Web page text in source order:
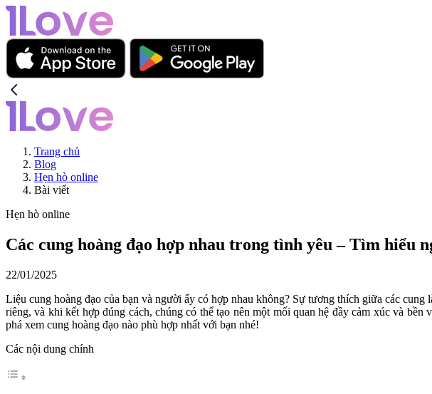
Trang chủ
Blog
Hẹn hò online
Bài viết
Hẹn hò online
Các cung hoàng đạo hợp nhau trong tình yêu – Tìm hiểu
22/01/2025
Liệu cung hoàng đạo của bạn và người ấy có hợp nhau không? Sự tương thích giữa các
riêng, và khi kết hợp đúng cách, chúng có thể tạo nên một mối quan hệ đầy cảm xúc và
phá xem cung hoàng đạo nào phù hợp nhất với bạn nhé!
Các nội dung chính